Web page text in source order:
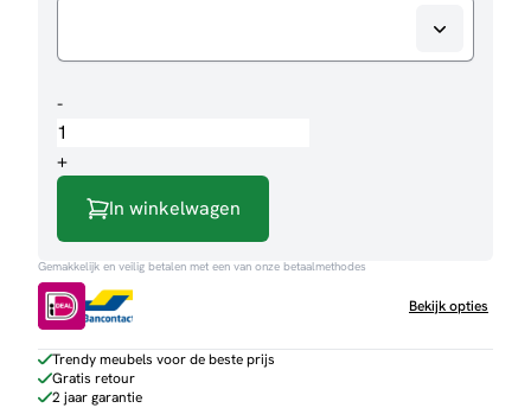
-Salontafelset
Luna
aantal
+
In winkelwagen
Gemakkelijk en veilig betalen met een van onze betaalmethodes
Bekijk opties
Trendy meubels voor de beste prijs
Gratis retour
2 jaar garantie